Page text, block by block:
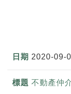
2020-09-
不動產仲